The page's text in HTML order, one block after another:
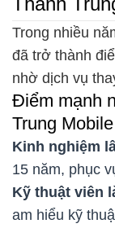
Trong nhiều
đã trở thành
nhờ dịch vụ
Điểm mạnh
Trung
Kinh nghiệm
15 năm, phục
Kỹ thuật viên
am hiểu kỹ